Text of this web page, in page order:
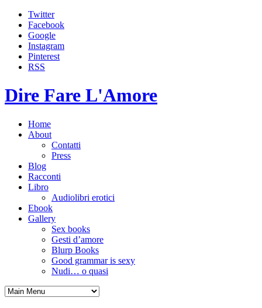
Twitter
Facebook
Google
Instagram
Pinterest
RSS
Dire Fare L'Amore
Home
About
Contatti
Press
Blog
Racconti
Libro
Audiolibri erotici
Ebook
Gallery
Sex books
Gesti d’amore
Blurp Books
Good grammar is sexy
Nudi… o quasi